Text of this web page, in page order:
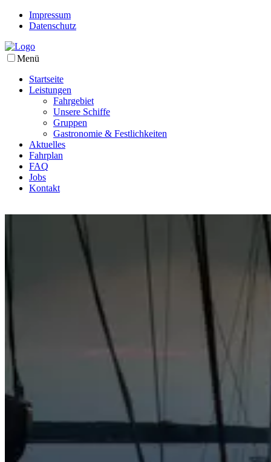
Impressum
Datenschutz
Menü
Startseite
Leistungen
Fahrgebiet
Unsere Schiffe
Gruppen
Gastronomie & Festlichkeiten
Aktuelles
Fahrplan
FAQ
Jobs
Kontakt